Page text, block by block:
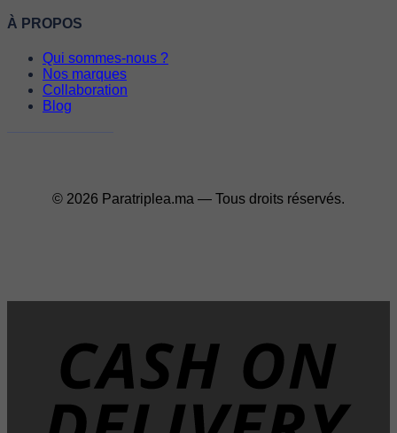
À PROPOS
Qui sommes-nous ?
Nos marques
Collaboration
Blog
© 2026 Paratriplea.ma — Tous droits réservés.